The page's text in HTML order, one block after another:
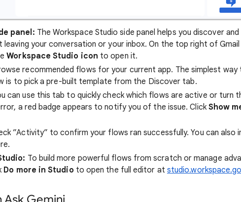
panel: The Workspace Studio side panel helps you discover
your conversation or your inbox. On the top right of
Workspace Studio icon to open it.
recommended flows for your current app. The simplest
is to pick a pre-built template from the Discover tab.
can use this tab to quickly check which flows are active or turn
a red badge appears to notify you of the issue. Click Show
”Activity” to confirm your flows ran successfully. You can also
To build more powerful flows from scratch or manage
Do more in Studio to open the full editor at